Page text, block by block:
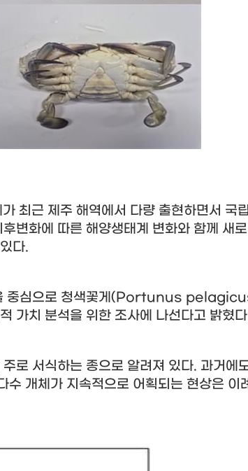
최근 제주 해역에서 다량 출현하면서 국
후변화에 따른 해양생태계 변화와 함께 새
다.
심으로 청색꽃게 (Portunus
가치 분석을 위한 조사에 나선다고 밝혔다
로 서식하는 종으로 알려져 있다. 과거에
수 개체가 지속적으로 어획되는 현상은 이